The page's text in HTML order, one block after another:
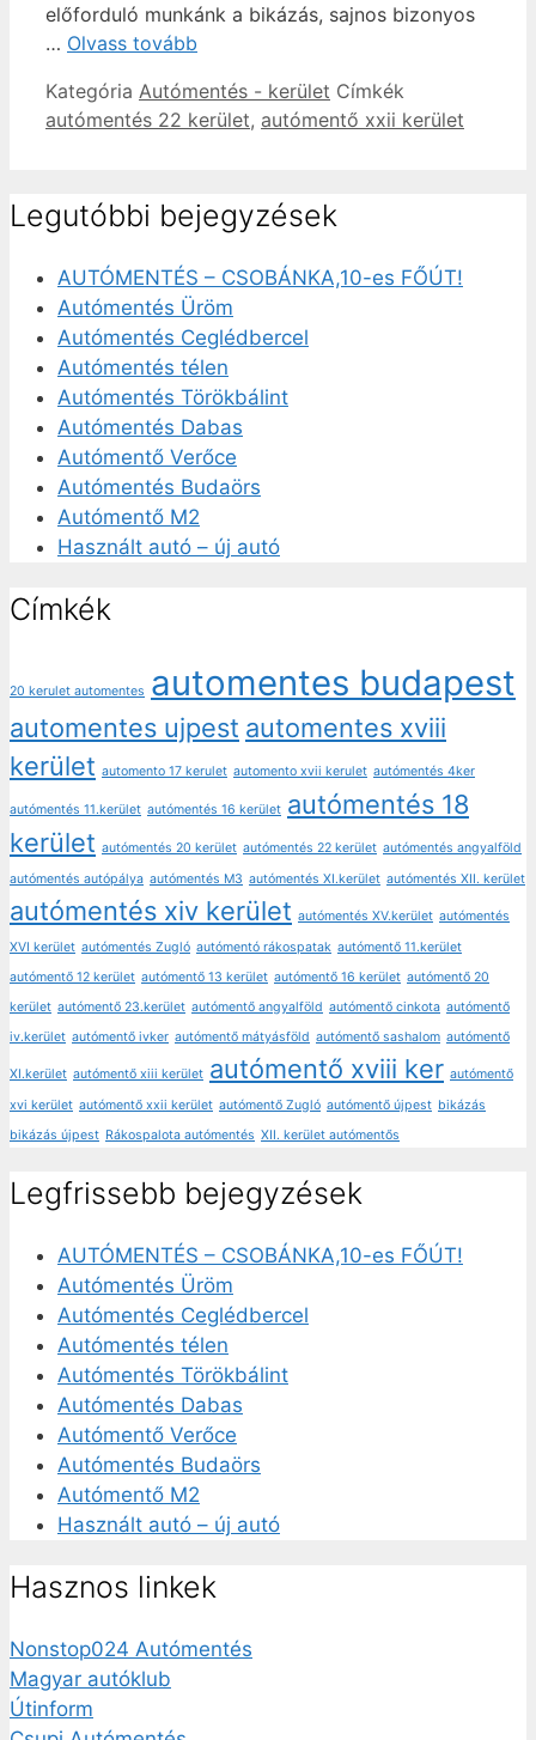
előforduló munkánk a bikázás, sajnos bizonyos
… Olvass tovább
Kategória Autómentés - kerület Címkék
autómentés 22 kerület, autómentő xxii kerület
Legutóbbi bejegyzések
AUTÓMENTÉS – CSOBÁNKA,10-es FŐÚT!
Autómentés Üröm
Autómentés Ceglédbercel
Autómentés télen
Autómentés Törökbálint
Autómentés Dabas
Autómentő Verőce
Autómentés Budaörs
Autómentő M2
Használt autó – új autó
Címkék
20 kerulet automentes automentes budapest
automentes ujpest automentes xviii
kerület automento 17 kerulet automento xvii kerulet autómentés 4ker
autómentés 11.kerület autómentés 16 kerület autómentés 18
kerület autómentés 20 kerület autómentés 22 kerület autómentés angyalföld
autómentés autópálya autómentés M3 autómentés XI.kerület autómentés XII. kerület
autómentés xiv kerület autómentés XV.kerület autómentés
XVI kerület autómentés Zugló autómentó rákospatak autómentő 11.kerület
autómentő 12 kerület autómentő 13 kerület autómentő 16 kerület autómentő 20
kerület autómentő 23.kerület autómentő angyalföld autómentő cinkota autómentő
iv.kerület autómentő ivker autómentő mátyásföld autómentő sashalom autómentő
XI.kerület autómentő xiii kerület autómentő xviii ker autómentő
xvi kerület autómentő xxii kerület autómentő Zugló autómentő újpest bikázás
bikázás újpest Rákospalota autómentés XII. kerület autómentős
Legfrissebb bejegyzések
AUTÓMENTÉS – CSOBÁNKA,10-es FŐÚT!
Autómentés Üröm
Autómentés Ceglédbercel
Autómentés télen
Autómentés Törökbálint
Autómentés Dabas
Autómentő Verőce
Autómentés Budaörs
Autómentő M2
Használt autó – új autó
Hasznos linkek
Nonstop024 Autómentés
Magyar autóklub
Útinform